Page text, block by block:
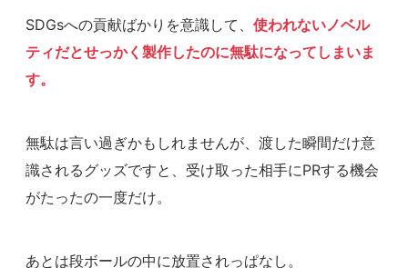
SDGsへの貢献ばかりを意識して、 使われないノベル
ティだとせっかく製作したのに無駄になってしまいま
す。
無駄は言い過ぎかもしれませんが、渡した瞬間だけ意
識されるグッズですと、受け取った相手にPRする機会
がたったの一度だけ。
あとは段ボールの中に放置されっぱなし。